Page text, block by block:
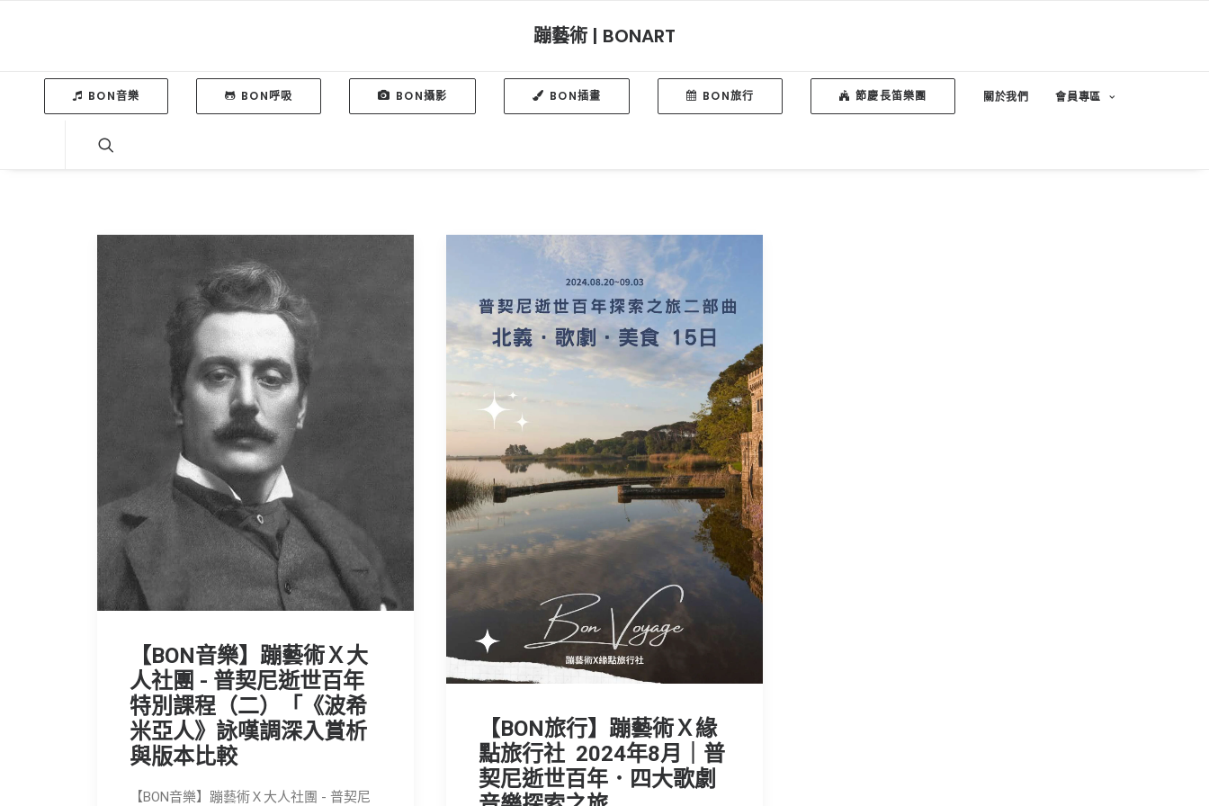
蹦藝術 | BONART
BON音樂 BON呼吸 BON攝影 BON插畫 BON旅行 節慶長笛樂團 關於我們 會員專區
【BON音樂】蹦藝術Ｘ大
人社團 - 普契尼逝世百年
特別課程（二）「《波希
米亞人》詠嘆調深入賞析
與版本比較
【BON音樂】蹦藝術Ｘ大人社團 - 普契尼
【BON旅行】蹦藝術Ｘ緣
點旅行社 2024年8月｜普
契尼逝世百年．四大歌劇